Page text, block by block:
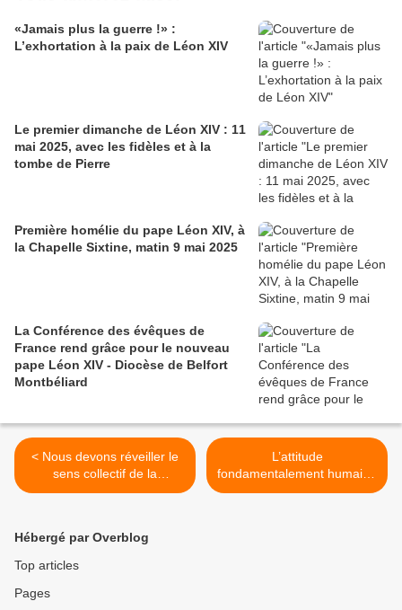
«Jamais plus la guerre !» :
L’exhortation à la paix de Léon XIV
Le premier dimanche de Léon XIV : 11
mai 2025, avec les fidèles et à la
tombe de Pierre
Première homélie du pape Léon XIV, à
la Chapelle Sixtine, matin 9 mai 2025
La Conférence des évêques de
France rend grâce pour le nouveau
pape Léon XIV - Diocèse de Belfort
Montbéliard
< Nous devons réveiller le
sens collectif de la
gratitude, de l’appréciation,
L’attitude
fondamentalement humaine
qui consiste à prendre soin
Hébergé par Overblog
Top articles
Pages